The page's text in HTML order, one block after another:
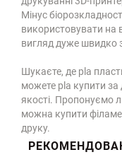
Мінус
використовувати на
вигляд дуже швидко
Шукаєте, де pla
можете pla купити за
якості. Пропонуємо
можна купити
друку.